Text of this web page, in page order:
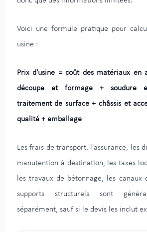
Voici une formule pratique pour
usine :
Prix d'usine = coût des matériaux en
découpe et formage + soudure
traitement de surface + châssis et
qualité + emballage
Les frais de transport, l'assurance, les
manutention à destination, les taxes
les travaux de bétonnage, les canaux
supports structurels sont
séparément, sauf si le devis les inclut